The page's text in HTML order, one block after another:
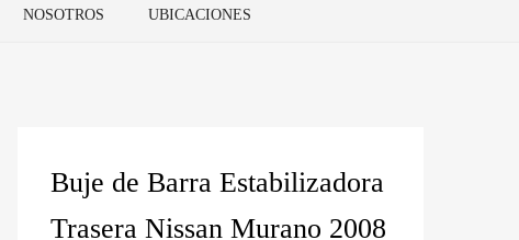
NOSOTROS UBICACIONES
Buje de Barra Estabilizadora
Trasera Nissan Murano 2008